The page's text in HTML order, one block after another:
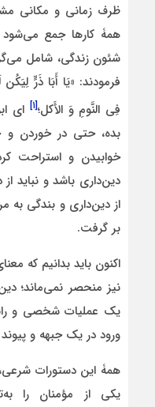
ظرف زمانی و مکانی
فرمودند: «یَا أَبَا ذَرٍّ
فِی النَّومِ وَ الأَکل؛[۱]
ای
بده، حتی در خوردن و
خوابیدن و استراحت
دین‌داری باشد و نباید از
از دین‌داری و بندگی به
بر گرفت.
اکنون باید بدانیم که
نیز منحصر نمی‌ماند؛
یک عملیات شخصی و
ورود در یک جبهه و
همۀ این دستورات
یکی از مؤمنان را